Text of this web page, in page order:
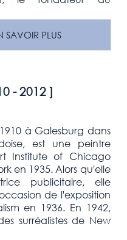
EN SAVOIR PLUS
- 2012]
à Galesburg dans
est une peintre
Institute of Chicago
en 1935. Alors qu'elle
publicitaire, elle
de l'exposition
en 1936. En 1942,
surréalistes de New